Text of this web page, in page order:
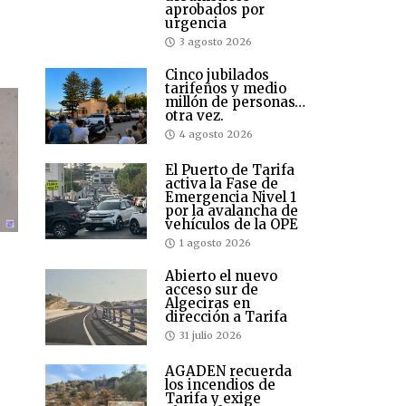
aprobados por
urgencia
3 agosto 2026
Cinco jubilados
tarifeños y medio
millón de personas…
otra vez.
4 agosto 2026
El Puerto de Tarifa
activa la Fase de
Emergencia Nivel 1
por la avalancha de
vehículos de la OPE
1 agosto 2026
Abierto el nuevo
acceso sur de
Algeciras en
dirección a Tarifa
31 julio 2026
AGADEN recuerda
los incendios de
Tarifa y exige